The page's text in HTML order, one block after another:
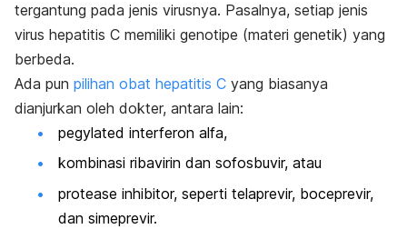
tergantung pada jenis virusnya. Pasalnya, setiap jenis
virus hepatitis C memiliki genotipe (materi genetik) yang
berbeda.
Ada pun pilihan obat hepatitis C yang biasanya
dianjurkan oleh dokter, antara lain:
pegylated interferon alfa,
kombinasi ribavirin dan sofosbuvir, atau
protease inhibitor, seperti telaprevir, boceprevir,
dan simeprevir.